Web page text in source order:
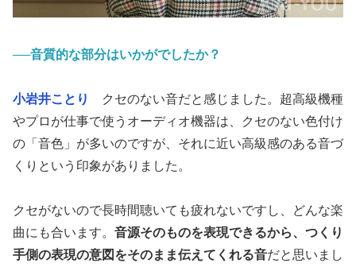
──音質的な部分はいかがでしたか？
小岩井ことり
クセのない音だと感じました。超高級機種
やプロが仕事で使うオーディオ機器は、クセのない色付け
の「音色」が多いのですが、それに近い高級感のある音づ
くりという印象がありました。
クセがないので長時間聴いても疲れないですし、どんな楽
曲にも合います。 音源そのものを表現できるから、つくり
手側の表現の意図をそのまま伝えてくれる音だと思いまし